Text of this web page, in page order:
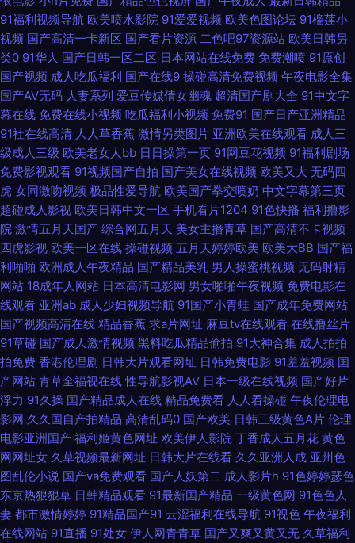
AV无码三级片 91成人版 国产AV线上 日本高清色www 91极品尤物蜜桃视频
国产黑料av导航 亚州成人AV电影网址 国产熟卡二区 人人爱人人肏屄 91豆花
精品 韩日韩黄色 三级网址在线播放 a片三级片 九一网站免费看 午夜传媒福
利 A片视屏 久久中文字幕精品人妻 午夜褔利AV网 草莓视频COP 老司机亚洲
影院 国产a算你色视频 日韩av小说网站大全 91视屏免费观看 韩国少妇人妻
超碰 日日曹干 91中文国产精品 黑丝无码Av 天天色天天狼 日本黄页免费 韩
日乱色 少妇成人在线 97人妻福利视频导航 九一传媒网站入口 天天久久视频
av福利资源导航 精品自拍4 天天天天艹 www91一区 天天操B视频 俺去啦影
音先锋 欧美老少重口味乱搞 91大赛福利视频 国产91芒果星空传媒 日韩AB电
影一道本 91网址午夜 91影音 日本偷拍五区 97超碰无码 精品国产欧美日韩
午夜毛片网址 传媒视频五区 丝袜熟女中文字幕 美女自慰喷水网站 亚洲最大
撸炮在线播放 韩国av在线免费观 天天操操操丝袜 俺去也激情综合网 老司机
午夜剧场免费 亚洲性爱欧美 大香蕉情 人人搞超碰免费 91每日更新 九一传媒
香蕉视频官网 成人免费视频在线观看 欧美人zozo特 91草视频 国产精品久久
91福利视频导航 欧美喷水影院 91爱爱视频 欧美色图论坛 91榴莲小
视频 国产高清一卡新区 国产看片资源 二色吧97资源站 欧美日韩另
类0 91华人 国产日韩一区二区 日本网站在线免费 免费潮喷 91原创
国产视频 成人吃瓜福利 国产在线9 操碰高清免费视频 午夜电影全集
国产AV无码 人妻系列 爱豆传媒倩女幽魂 超清国产剧大全 91中文字
幕在线 免费在线小视频 吃瓜福利小视频 免费91 国产日产亚洲精品
91社在线高清 人人草香蕉 激情另类图片 亚洲欧美在线观看 成人三
级成人三级 欧美老女人bb 日日操第一页 91网豆花视频 91福利剧场
免费影视观看 91视频国产自拍 国产美女在线视频 欧美又大 无码四
虎 女同激吻视频 极品性爱导航 欧美国产拳交喷奶 中文字幕第三页
超碰成人影视 欧美日韩中文一区 手机看片1204 91色快播 福利撸影
院 激情五月天国产 综合网五月天 美女主播青草 国产高清不卡视频
四虎影视 欧美一区在线 操碰视频 五月天婷婷欧美 欧美大BB 国产福
利啪啪 欧洲成人午夜精品 国产精品美乳 男人操蜜桃视频 无码射精
网站 18成年人网站 日本高清电影网 男女啪啪午夜视频 免费电影在
线观看 亚洲ab 成人少妇视频导航 91国产小青蛙 国产成年免费网站
国产视频高清在线 精品香蕉 求a片网址 麻豆tv在线观看 在线撸丝片
91草碰 国产成人激情视频 黑料吃瓜精品偷拍 91大神合集 成人拍拍
拍免费 香港伦理剧 日韩大片观看网址 日韩免费电影 91羞羞视频 国
产网站 青草全福视在线 性导航影视AV 日本一级在线视频 国产好片
浮力 91久操 国产精品成人在线 精品免费看 人人看操碰 午夜伦理电
影网 久久国自产拍精品 高清乱码0 国产欧美 日韩三级黄色A片 伦理
电影亚洲国产 福利姬黄色网址 欧美伊人影院 丁香成人五月花 黄色
网网址女 久草视频最新网址 日韩大片在线看 久久亚洲人成 亚州色
图乱伦小说 国产va免费观看 国产人妖第二 成人影片h 91色婷婷瑟色
东京热狠狠草 日韩精品观看 91最新国产精品 一级黄色网 91色色人
妻 都市激情婷婷 91精品国产91 云涩福利在线导航 91视色 午夜福利
在线网站 91直播 91处女 伊人网青青草 国产又爽又黄又无 久草福利